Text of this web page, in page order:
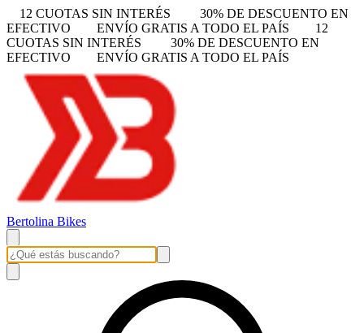
12 CUOTAS SIN INTERÉS
30% DE DESCUENTO EN
EFECTIVO
ENVÍO GRATIS A TODO EL PAÍS
12
CUOTAS SIN INTERÉS
30% DE DESCUENTO EN
EFECTIVO
ENVÍO GRATIS A TODO EL PAÍS
Bertolina Bikes